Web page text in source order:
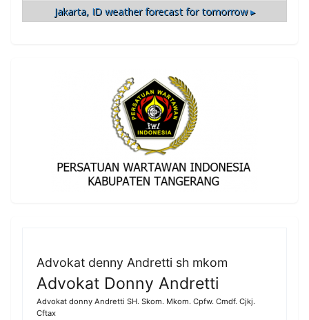
Jakarta, IDweather forecast for tomorrow ▸
Advokat denny Andretti sh mkom
Advokat Donny Andretti
Advokat donny Andretti SH. Skom. Mkom. Cpfw. Cmdf. Cjkj.
Cftax